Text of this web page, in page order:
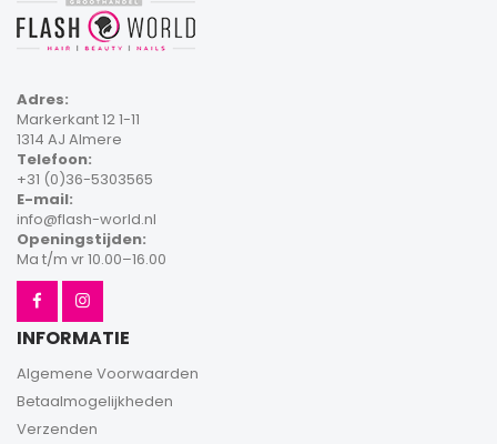
Adres:
Markerkant 12 1-11
1314 AJ Almere
Telefoon:
+31 (0)36-5303565
E-mail:
info@flash-world.nl
Openingstijden:
Ma t/m vr 10.00–16.00
INFORMATIE
Algemene Voorwaarden
Betaalmogelijkheden
Verzenden